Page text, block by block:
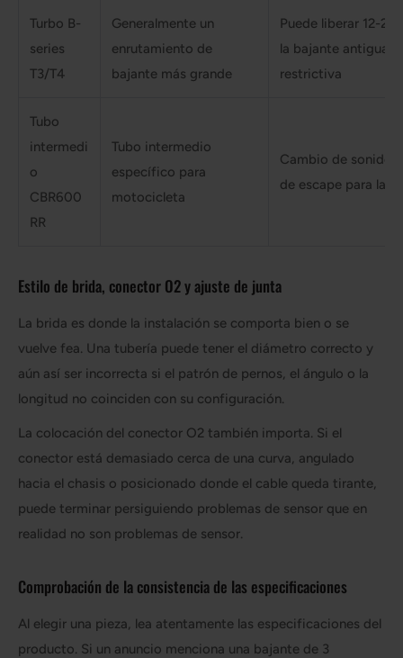
Turbo B-
series
T3/T4
Generalmente un
enrutamiento de
bajante más grande
Puede liberar 12-25
la bajante antigua
restrictiva
Tubo
intermedi
o
CBR600
RR
Tubo intermedio
específico para
motocicleta
Cambio de sonido
de escape para la
Estilo de brida, conector O2 y ajuste de junta
La brida es donde la instalación se comporta bien o se
vuelve fea. Una tubería puede tener el diámetro correcto y
aún así ser incorrecta si el patrón de pernos, el ángulo o la
longitud no coinciden con su configuración.
La colocación del conector O2 también importa. Si el
conector está demasiado cerca de una curva, angulado
hacia el chasis o posicionado donde el cable queda tirante,
puede terminar persiguiendo problemas de sensor que en
realidad no son problemas de sensor.
Comprobación de la consistencia de las especificaciones
Al elegir una pieza, lea atentamente las especificaciones del
producto. Si un anuncio menciona una bajante de 3